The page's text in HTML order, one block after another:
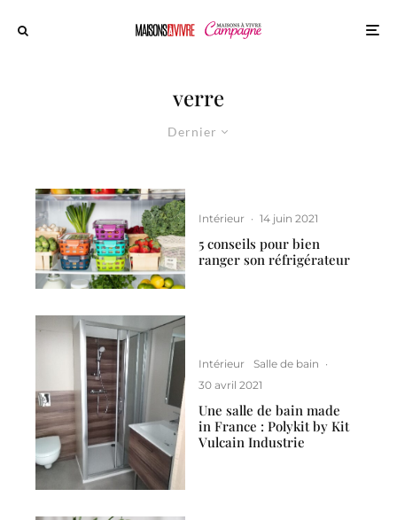
verre
Dernier
Intérieur · 14 juin 2021
5 conseils pour bien
ranger son réfrigérateur
Intérieur Salle de bain ·
30 avril 2021
Une salle de bain made
in France : Polykit by Kit
Vulcain Industrie